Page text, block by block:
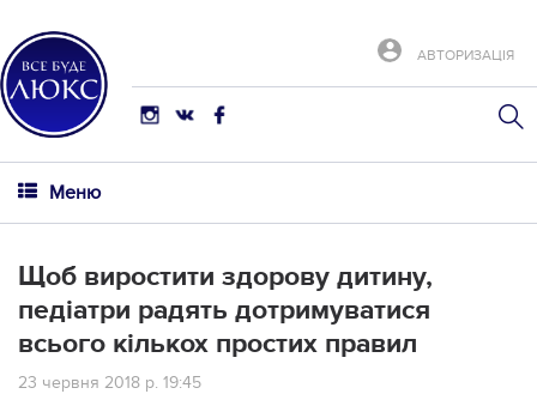
АВТОРИЗАЦІЯ
Меню
Щоб виростити здорову дитину,
педіатри радять дотримуватися
всього кількох простих правил
23 червня 2018 р. 19:45